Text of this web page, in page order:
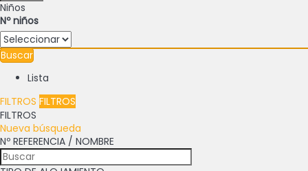
Niños
Nº niños
Buscar
Lista
FILTROS FILTROS
FILTROS
Nueva búsqueda
Nº REFERENCIA / NOMBRE